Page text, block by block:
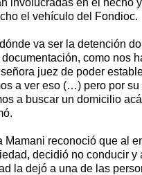
el vehículo del Fondioc.
va ser la detención
como nos
juez de poder
a ver eso (…) pero por
a buscar un domicilio
Mamani reconoció que al
decidió no conducir y
la dejó a una de las